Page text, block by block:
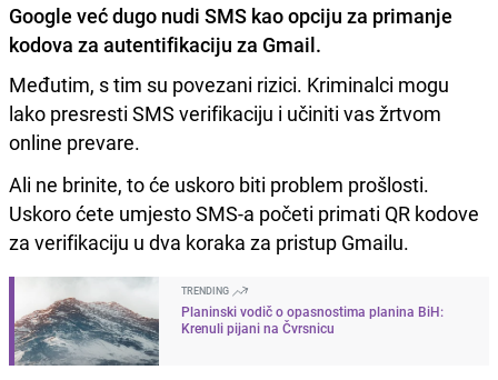
Google već dugo nudi SMS kao opciju za primanje
kodova za autentifikaciju za Gmail.
Međutim, s tim su povezani rizici. Kriminalci mogu
lako presresti SMS verifikaciju i učiniti vas žrtvom
online prevare.
Ali ne brinite, to će uskoro biti problem prošlosti.
Uskoro ćete umjesto SMS-a početi primati QR kodove
za verifikaciju u dva koraka za pristup Gmailu.
TRENDING
Planinski vodič o opasnostima planina BiH:
Krenuli pijani na Čvrsnicu